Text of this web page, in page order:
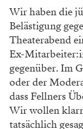
Wir haben die
Belästigung
Theaterabend
Ex-
gegenüber. Im
oder der
dass Fellners
Wir wollen
tatsächlich